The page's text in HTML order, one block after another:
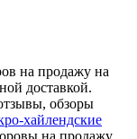
на продажу на
доставкой.
обзоры
хайлендские